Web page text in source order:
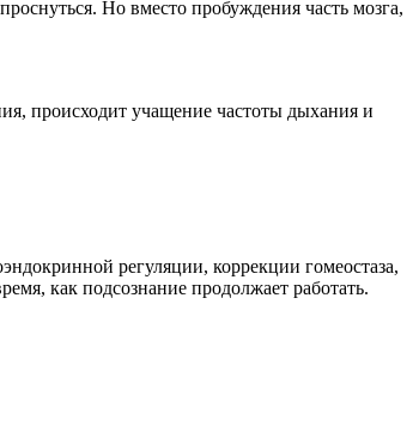
Но вместо пробуждения часть мозга,
происходит учащение частоты дыхания и
регуляции, коррекции гомеостаза,
как подсознание продолжает работать.